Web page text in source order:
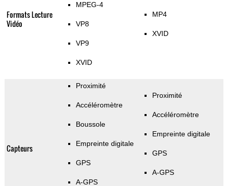
Formats Lecture
Vidéo
MPEG-4
VP8
VP9
XVID
MP4
XVID
Capteurs
Proximité
Accéléromètre
Boussole
Empreinte digitale
GPS
A-GPS
Proximité
Accéléromètre
Empreinte digitale
GPS
A-GPS